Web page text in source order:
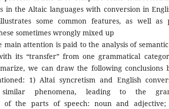
in the Altaic languages with conversion in
some common features, as well as
sometimes wrongly mixed up
main attention is paid to the analysis of
its “transfer” from one grammatical
we can draw the following conclusions
1) Altai syncretism and English
similar phenomena, leading to the
of the parts of speech: noun and